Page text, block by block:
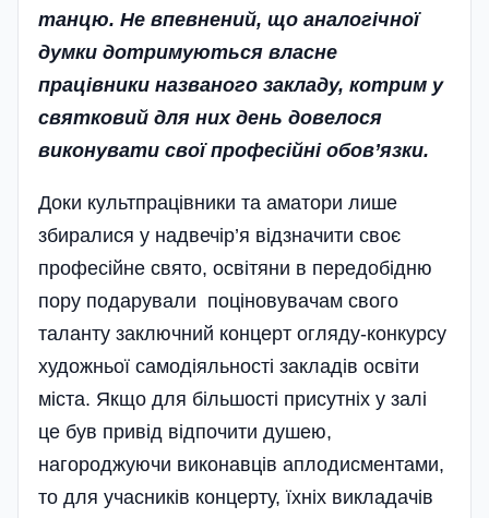
танцю. Не впевнений, що аналогічної
думки дотримуються власне
працівники названого закладу, котрим у
святковий для них день довелося
виконувати свої професійні обов’язки.
Доки культпрацівники та аматори лише
збиралися у надвечір’я відзначити своє
професійне свято, освітяни в передобідню
пору подарували поціновувачам свого
таланту заключний концерт огляду-конкурсу
художньої самодіяльності закладів освіти
міста. Якщо для більшості присутніх у залі
це був привід відпочити душею,
нагороджуючи виконавців аплодисментами,
то для учасників концерту, їхніх викладачів